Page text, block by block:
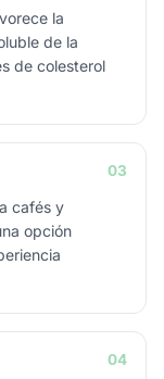
la
de la
de colesterol
03
cafés y
opción
04